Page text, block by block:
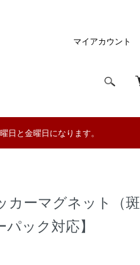
マイアカウント
と金曜日になります。
カーマグネット（斑
ック対応】